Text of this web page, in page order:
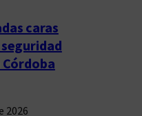
caras
seguridad
Córdoba
2026